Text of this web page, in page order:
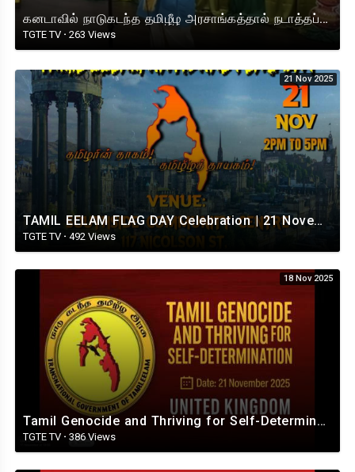
கனடாவில் நாடுகடந்த தமிழீழ அரசாங்கத்தால் நடாத்தப்பட்ட தமிழ் மரபுத் திங்கள் விழாவில் கவுன்சிலர் நீதன்
TGTE TV · 263 Views
21 Nov 2025
TAMIL EELAM FLAG DAY Celebration | 21 November 2025 | London
TGTE TV · 492 Views
18 Nov 2025
Tamil Genocide and Thriving for Self-Determination Conference - 21.11.2025
TGTE TV · 386 Views